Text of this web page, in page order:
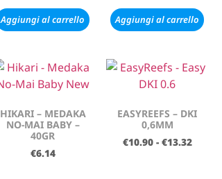
Aggiungi al carrello Aggiungi al carrello
HIKARI – MEDAKA
NO-MAI BABY –
40GR
€6.14
EASYREEFS – DKI
0,6MM
€10.90 - €13.32